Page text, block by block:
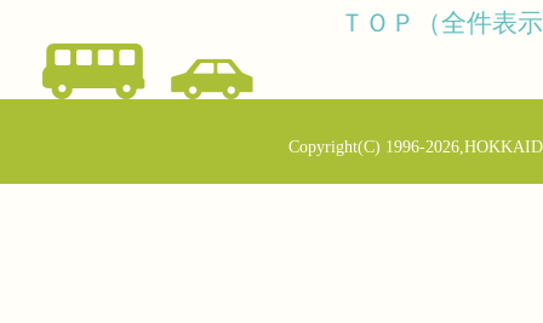
ＴＯＰ（全件表
Copyright(C) 1996-